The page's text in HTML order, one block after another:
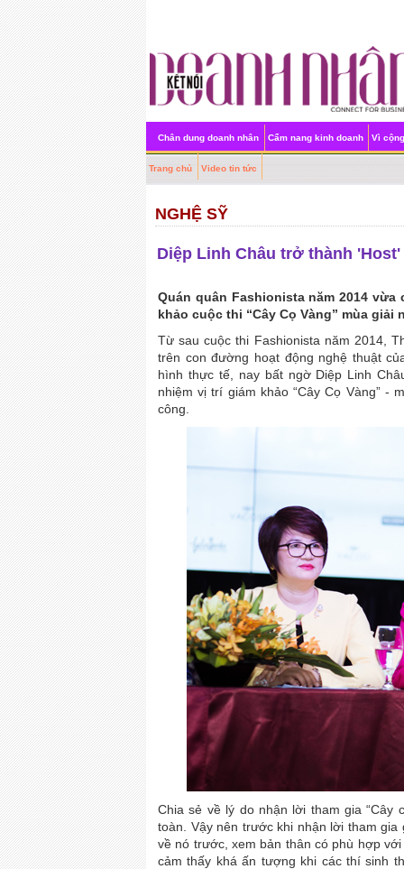
Chân dung doanh nhân Cẩm nang kinh doanh Vì
Trang chủ Video tin tức
NGHỆ SỸ
Diệp Linh Châu trở thành
Quán quân Fashionista năm 2014
khảo cuộc thi “Cây Cọ Vàng” mùa giải
Từ sau cuộc thi Fashionista năm 2014,
trên con đường hoạt động nghệ thuật
hình thực tế, nay bất ngờ Diệp Linh
nhiệm vị trí giám khảo “Cây Cọ Vàng” -
công.
Chia sẻ về lý do nhận lời tham gia “Cây
toàn. Vậy nên trước khi nhận lời tham
về nó trước, xem bản thân có phù hợp
cảm thấy khá ấn tượng khi các thí sinh